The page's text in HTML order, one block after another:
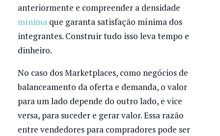
anteriormente e compreender a densidade
mínimaque garanta satisfação mínima dos
integrantes. Construir tudo isso leva tempo e
dinheiro.
No caso dos Marketplaces, como negócios de
balanceamento da oferta e demanda, o valor
para um lado depende do outro lado, e vice
versa, para suceder e gerar valor. Essa razão
entre vendedores para compradores pode ser